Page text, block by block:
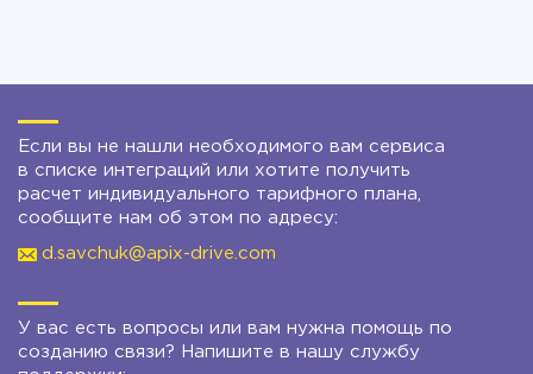
Если вы не нашли необходимого вам сервиса
в списке интеграций или хотите получить
расчет индивидуального тарифного плана,
сообщите нам об этом по адресу:
d.savchuk@apix-drive.com
У вас есть вопросы или вам нужна помощь по
созданию связи? Напишите в нашу службу